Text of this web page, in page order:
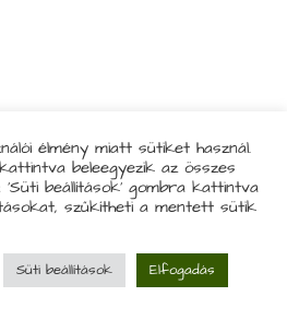
élmény miatt sütiket használ.
beleegyezik az összes
'Süti beállítások' gombra kattintva
szűkítheti a mentett sütik
Süti beállítások Elfogadás